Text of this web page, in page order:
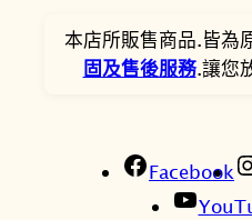
晶
鑽
母
尚
腕
本店所販售商品.皆為
固及售後服務.讓您
Facebook